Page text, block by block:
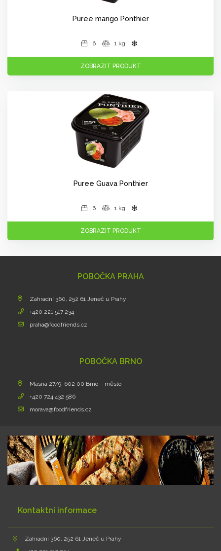
Puree mango Ponthier
6 1 kg
ZOBRAZIT PRODUKT
Puree Guava Ponthier
6 1 kg
ZOBRAZIT PRODUKT
POBOČKA PRAHA
Zahradní 360, 252 61 Jeneč u Prahy
+420 221 517 234
praha@foodfriends.cz
POBOČKA BRNO
Masná 27/9, 602 00 Brno – město
+420 724 432 586
morava@foodfriends.cz
Kontaktní informace
Zahradní 360, 252 61 Jeneč u Prahy